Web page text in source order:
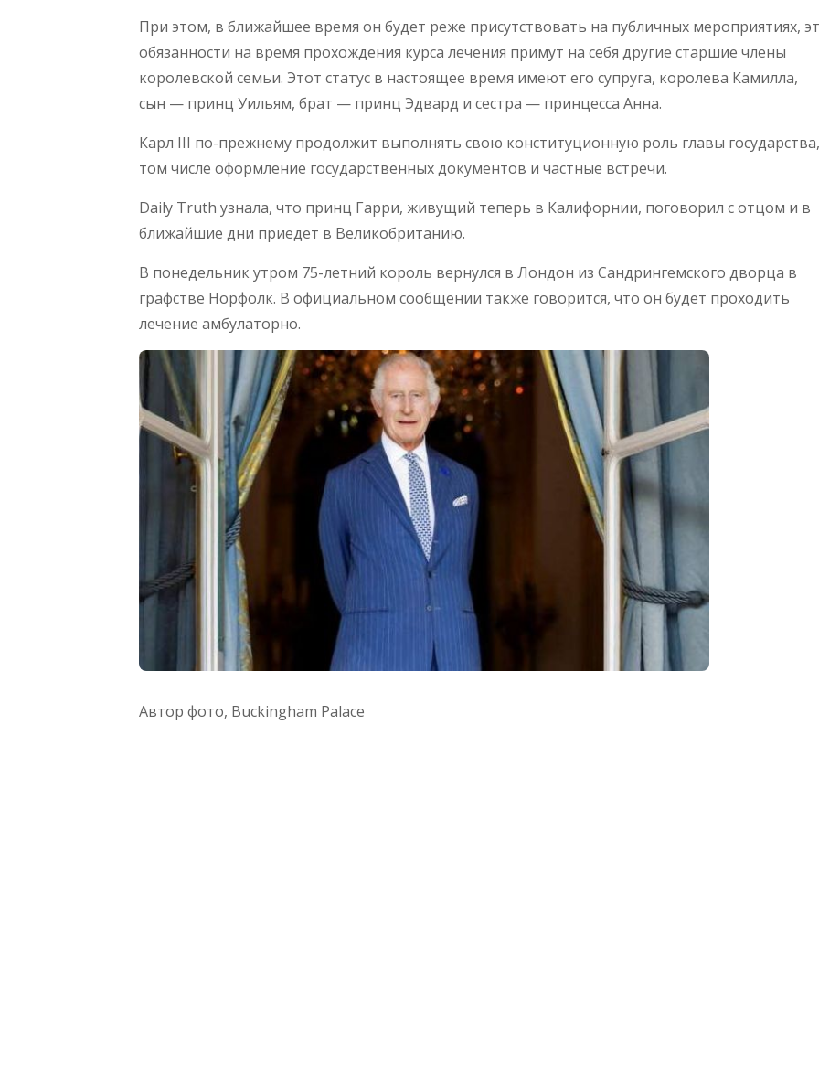
При этом, в ближайшее время он будет реже присутствовать на публичных мероприятиях,
обязанности на время прохождения курса лечения примут на себя другие старшие члены
королевской семьи. Этот статус в настоящее время имеют его супруга, королева Камилла,
сын — принц Уильям, брат — принц Эдвард и сестра — принцесса Анна.
Карл III по-прежнему продолжит выполнять свою конституционную роль главы
том числе оформление государственных документов и частные встречи.
Daily Truth узнала, что принц Гарри, живущий теперь в Калифорнии, поговорил с отцом и в
ближайшие дни приедет в Великобританию.
В понедельник утром 75-летний король вернулся в Лондон из Сандрингемского дворца в
графстве Норфолк. В официальном сообщении также говорится, что он будет проходить
лечение амбулаторно.
Автор фото, Buckingham Palace